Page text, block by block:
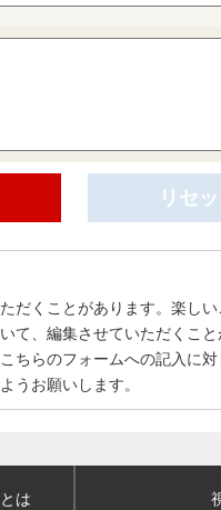
だくことがあります。楽し
、編集させていただくこと
ちらのフォームへの記入に
うお願いします。
は